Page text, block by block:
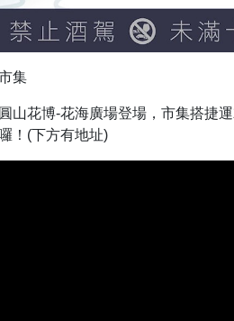
集
山花博-花海廣場登場，市集搭捷
！(下方有地址)